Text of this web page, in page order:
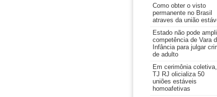
Como obter o visto
permanente no Brasil
atraves da união
Estado não pode
competência de Vara
Infância para julgar
de adulto
Em cerimônia coletiva,
TJ RJ olicializa 50
uniões estáveis
homoafetivas